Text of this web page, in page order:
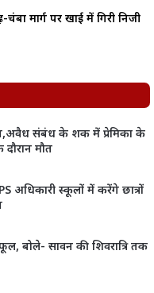
मार्ग पर खाई में गिरी निजी
संबंध के शक में प्रेमिका के
मौत
अधिकारी स्कूलों में करेंगे छात्रों
बोले- सावन की शिवरात्रि तक